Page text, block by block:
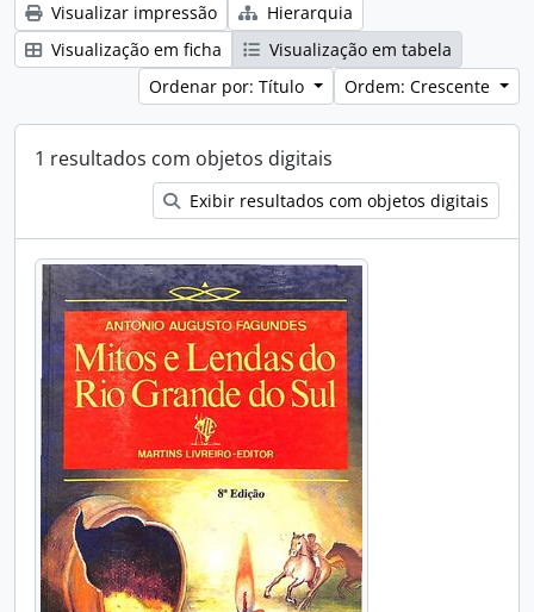
Visualizar impressão
Hierarquia
Visualização em ficha
Visualização em tabela
Ordenar por: Título
Ordem: Crescente
1 resultados com objetos digitais
Exibir resultados com objetos digitais